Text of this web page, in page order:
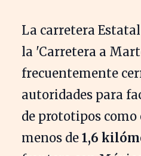
La carretera
la 'Carretera a
frecuentemente
autoridades para
de prototipos como
menos de 1,6